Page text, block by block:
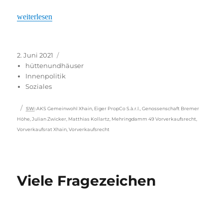
„Vorkaufsrecht scheitert immer öfter“
weiterlesen
Veröffentlicht
am
2. Juni 2021
hüttenundhäuser
Innenpolitik
Soziales
Schlagwörter
SW: AKS Gemeinwohl Xhain, Eiger PropCo S.à.r.l.,Genossenschaft Bremer
Höhe,Julian Zwicker, Matthias Kollartz, Mehringdamm 49 Vorverkaufsrecht,
Vorverkaufsrat Xhain,Vorverkaufsrecht
Viele Fragezeichen